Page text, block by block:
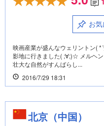
お
映画産業が盛んなウェリントン(
影地に行きました( ;∀;)☆ メルヘ
壮大な自然がすんばらし...
2016/7/29 18:31
北京（中国）